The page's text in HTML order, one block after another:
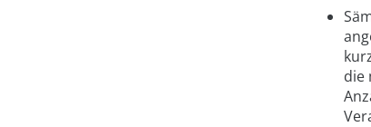
die